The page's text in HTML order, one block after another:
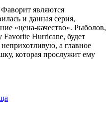
являются
и данная серия,
«цена-качество». Рыболов,
Hurricane, будет
а главное
которая прослужит ему